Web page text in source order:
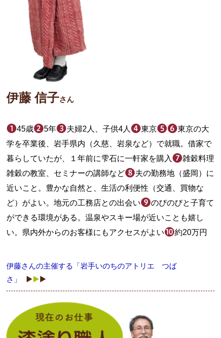
伊藤 信子さん
45歳 5年 夫婦2人、子供4人 東京
東京の大
学を卒業後、岩手県内（久慈、岩泉など）で就職。借家で
暮らしていたが、１年前に雫石に一軒家を購入
雑穀料理
雑穀の教室、セミナーの講師など
夫の勤務地（盛岡）に
近いこと。豊かな自然と、生活の利便性（交通、買物な
ど）がよい。地元の工務店との出会い
のびのびと子育て
ができる環境がある。温泉やスキー場が近いことも嬉し
い。県内外からのお客様にもアクセスがよい
約20万円
伊藤さんの主催する「岩手いのちのアトリエ つば
さ」